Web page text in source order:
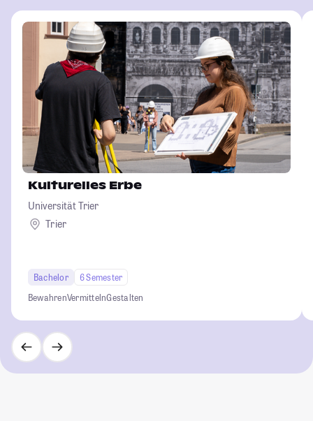
Kulturelles Erbe
Universität Trier
Trier
Bachelor
6 Semester
BewahrenVermittelnGestalten